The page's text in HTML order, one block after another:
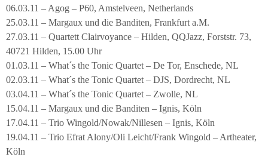
06.03.11 – Agog – P60, Amstelveen, Netherlands
25.03.11 – Margaux und die Banditen, Frankfurt a.M.
27.03.11 – Quartett Clairvoyance – Hilden, QQJazz, Forststr. 73,
40721 Hilden, 15.00 Uhr
01.03.11 – What´s the Tonic Quartet – De Tor, Enschede, NL
02.03.11 – What´s the Tonic Quartet – DJS, Dordrecht, NL
03.04.11 – What´s the Tonic Quartet – Zwolle, NL
15.04.11 – Margaux und die Banditen – Ignis, Köln
17.04.11 – Trio Wingold/Nowak/Nillesen – Ignis, Köln
19.04.11 – Trio Efrat Alony/Oli Leicht/Frank Wingold – Artheater,
Köln